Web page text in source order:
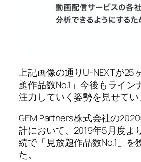
上記画像の通りU-NEXTが25
題作品数No.1」今後もライン
注力していく姿勢を見せてい
GEM Partners株式会社の
計において、2019年5月度よ
続で「見放題作品数No.1」を
た。